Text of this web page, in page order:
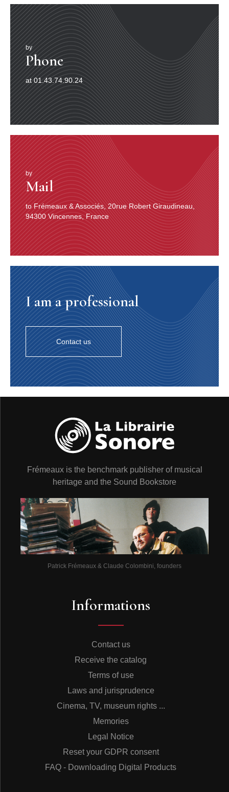
by
Phone
at 01.43.74.90.24
by
Mail
to Frémeaux & Associés, 20rue Robert Giraudineau,
94300 Vincennes, France
I am a professional
Contact us
Frémeaux is the benchmark publisher of musical
heritage and the Sound Bookstore
Patrick Frémeaux & Claude Colombini, founders
Informations
Contact us
Receive the catalog
Terms of use
Laws and jurisprudence
Cinema, TV, museum rights ...
Memories
Legal Notice
Reset your GDPR consent
FAQ - Downloading Digital Products